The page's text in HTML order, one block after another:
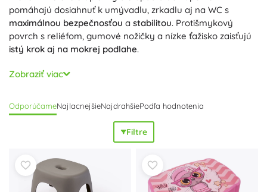
pomáhajú dosiahnuť k umývadlu, zrkadlu aj na WC s
maximálnou bezpečnosťou a stabilitou. Protišmykový
povrch s reliéfom, gumové nožičky a nízke ťažisko zaisťujú
istý krok aj na mokrej podlahe.
Vyberte si jednostupňový alebo dvojstupňový detský
stupienok podľa výšky a veku dieťaťa. Široká základňa,
BPA a TPR prinášajústabilitu,bezpečieavysokú nosnosť
Ergonomický tvar a ľahko umývateľný povrch odolný voči
vlhkosti a mydlu udržiavajú stupienok
každodennom kúpaní. Stupienky pre deti podporujú
samostatnosť pri umývaní rúk, čistení zubov aj pri nácviku
na WC. Kompaktné rozmery a nízka hmotnosť uľahčujú
prenášanie; niektoré modely sú stohovateľné alebo majú
Zobraziť viac
OdporúčameNajlacnejšieNajdrahšiePodľa hodnotenia
Filtre